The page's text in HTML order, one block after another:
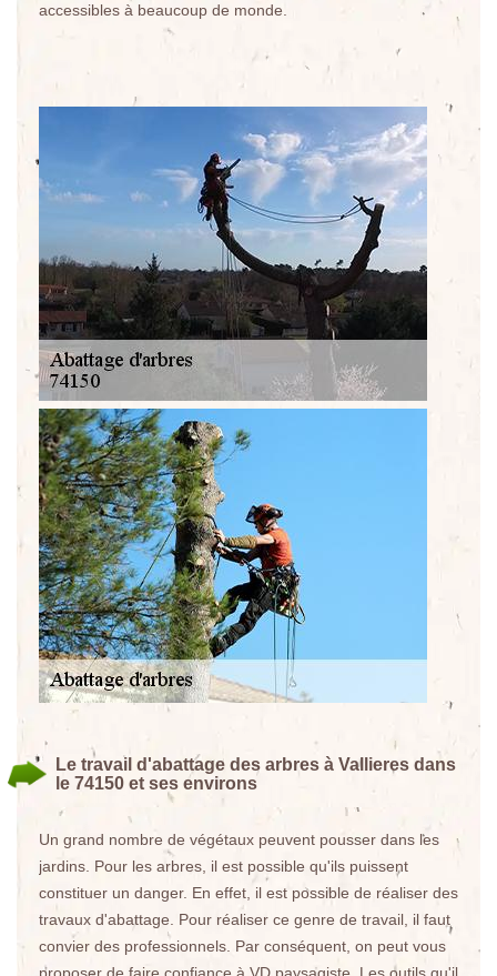
accessibles à beaucoup de monde.
Le travail d'abattage des arbres à Vallieres dans
le 74150 et ses environs
Un grand nombre de végétaux peuvent pousser dans les
jardins. Pour les arbres, il est possible qu'ils puissent
constituer un danger. En effet, il est possible de réaliser des
travaux d'abattage. Pour réaliser ce genre de travail, il faut
convier des professionnels. Par conséquent, on peut vous